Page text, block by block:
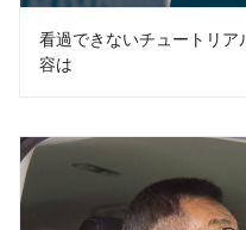
看過できないチュートリア
容は